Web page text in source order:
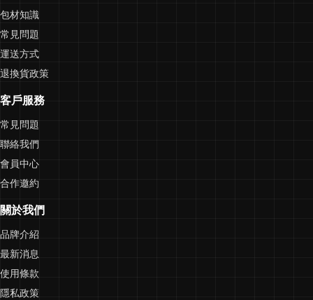
包材知識
常見問題
運送方式
退換貨政策
客戶服務
常見問題
聯絡我們
會員中心
合作邀約
關於我們
品牌介紹
最新消息
使用條款
隱私政策